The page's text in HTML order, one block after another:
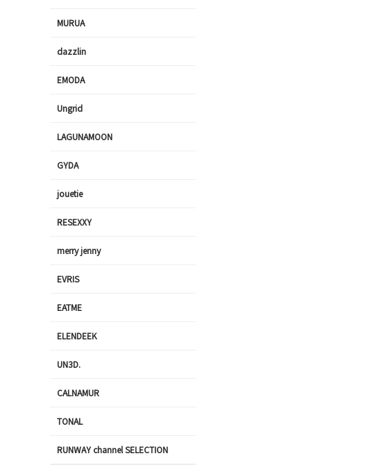
MURUA
dazzlin
EMODA
Ungrid
LAGUNAMOON
GYDA
jouetie
RESEXXY
merry jenny
EVRIS
EATME
ELENDEEK
UN3D.
CALNAMUR
TONAL
RUNWAY channel SELECTION